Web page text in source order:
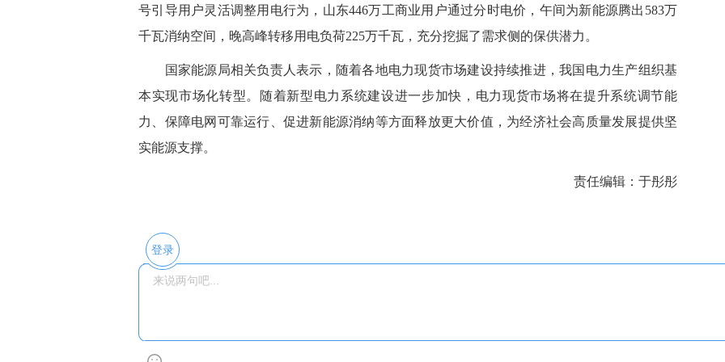
号引导用户灵活调整用电行为，山东446万工商业用户通过分时电价，午间为新能源腾出583万
千瓦消纳空间，晚高峰转移用电负荷225万千瓦，充分挖掘了需求侧的保供潜力。
国家能源局相关负责人表示，随着各地电力现货市场建设持续推进，我国电力生产组织基
本实现市场化转型。随着新型电力系统建设进一步加快，电力现货市场将在提升系统调节能
力、保障电网可靠运行、促进新能源消纳等方面释放更大价值，为经济社会高质量发展提供坚
实能源支撑。
责任编辑：于彤彤
登录